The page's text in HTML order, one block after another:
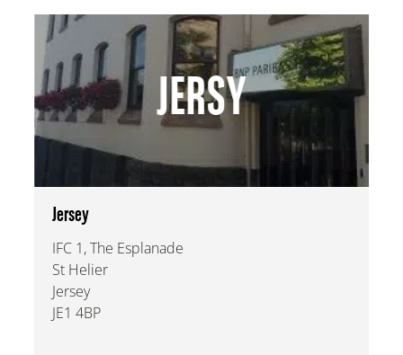
JERSY
Jersey
IFC 1, The Esplanade
St Helier
Jersey
JE1 4BP